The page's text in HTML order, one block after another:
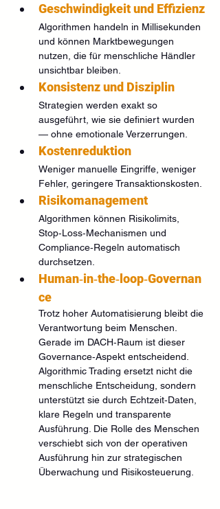
Geschwindigkeit und Effizienz
Algorithmen handeln in Millisekunden
und können Marktbewegungen
nutzen, die für menschliche Händler
unsichtbar bleiben.
Konsistenz und Disziplin
Strategien werden exakt so
ausgeführt, wie sie definiert wurden
— ohne emotionale Verzerrungen.
Kostenreduktion
Weniger manuelle Eingriffe, weniger
Fehler, geringere Transaktionskosten.
Risikomanagement
Algorithmen können Risikolimits,
Stop‑Loss‑Mechanismen und
Compliance‑Regeln automatisch
durchsetzen.
Human‑in‑the‑loop‑Governan
ce
Trotz hoher Automatisierung bleibt die
Verantwortung beim Menschen.
Gerade im DACH‑Raum ist dieser
Governance‑Aspekt entscheidend.
Algorithmic Trading ersetzt nicht die
menschliche Entscheidung, sondern
unterstützt sie durch Echtzeit‑Daten,
klare Regeln und transparente
Ausführung. Die Rolle des Menschen
verschiebt sich von der operativen
Ausführung hin zur strategischen
Überwachung und Risikosteuerung.